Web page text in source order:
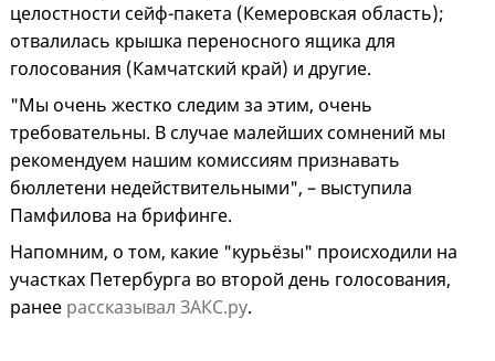
целостности сейф-пакета (Кемеровская область);
отвалилась крышка переносного ящика для
голосования (Камчатский край) и другие.
"Мы очень жестко следим за этим, очень
требовательны. В случае малейших сомнений мы
рекомендуем нашим комиссиям признавать
бюллетени недействительными", – выступила
Памфилова на брифинге.
Напомним, о том, какие "курьёзы" происходили на
участках Петербурга во второй день голосования,
ранее рассказывал ЗАКС.ру.